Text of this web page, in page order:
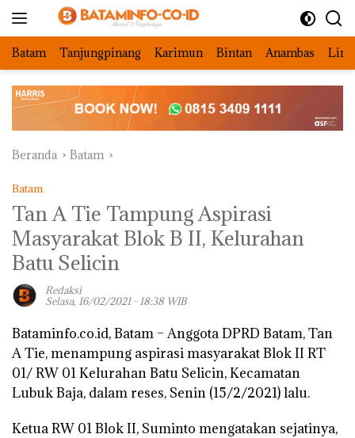
Batam Tanjungpinang Karimun Bintan Anambas
Beranda Batam
Batam
Tan A Tie Tampung Aspirasi
Masyarakat Blok B II, Kelurahan
Batu Selicin
Redaksi
Selasa, 16/02/2021 - 18:38 WIB
Bataminfo.co.id, Batam –Anggota DPRD Batam, Tan
A Tie, menampung aspirasi masyarakat Blok II RT
01/ RW 01 Kelurahan Batu Selicin, Kecamatan
Lubuk Baja, dalam reses, Senin (15/2/2021) lalu.
Ketua RW 01 Blok II, Suminto mengatakan sejatinya,